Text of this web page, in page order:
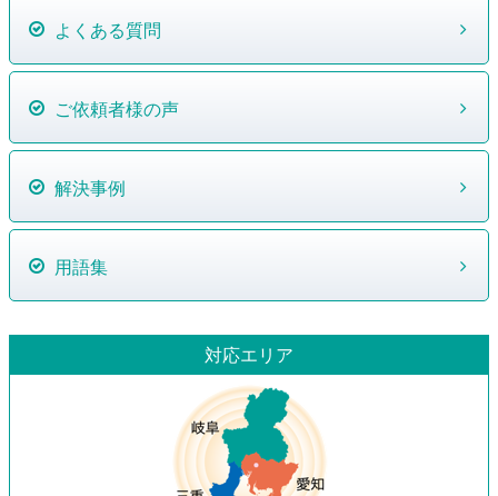
よくある質問
ご依頼者様の声
解決事例
用語集
対応エリア